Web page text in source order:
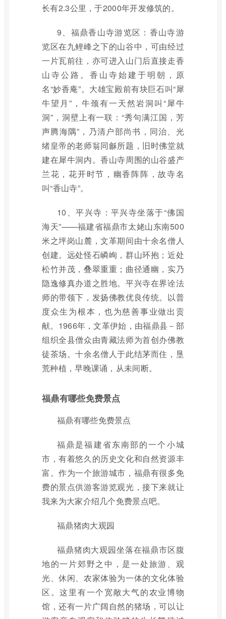
长有2.3公里，于2000年开发修筑的。
9、福鼎香山寺游览区：香山寺游
览区在九鲤峰之下的山谷中，可由经过
一片瓦前往，亦可进入山门后直接走香
山寺公路。香山寺始建于明朝，原
名“妙香庵”。大雄宝殿前有块巨石叫“犀
牛望月”，牛颈有一天然岩洞叫“犀牛
洞”，洞壁上有一联：“秀句满江国，芳
声腾海隅”，乃清户部尚书，同治、光
绪皇帝的老师翁同龢所题，旧时佛堂就
建在犀牛洞内。香山寺周围的山谷盛产
兰花，花开时节，幽香阵阵，故寺名
叫“香山寺”。
10、平兴寺：平兴寺坐落于“佛国
海天”——福建省福鼎市太姥山东南500
米之坪岗山麓，文革期间由十余名僧人
创建。远处怪石嶙峋，群山环抱；近处
松竹并茂，叠翠重重；曲径通幽，实乃
隐逸修真办道之胜地。平兴寺在界诠法
师的带领下，发扬佛教优良传统。以普
度众生为根本，也为慈善事业做出贡
献。1966年，文革伊始，由福鼎县－部
组织全县僧众由青藏法师为首创办佛教
徒茶场。十余名僧人于此结茅而住，垦
荒种植，早晚课诵，从未间断。
福鼎有哪些免费景点
福鼎有哪些免费景点
福鼎是福建省东南部的一个小城
市，有着悠久的历史文化和自然资源丰
富。作为一个旅游城市，福鼎有很多免
费的景点供游客游览观光，接下来就让
我来为大家介绍几个免费景点吧。
福鼎猪肉大观园
福鼎猪肉大观园坐落在福鼎市区腹
地的一片郊野之中，是一处旅游、观
光、休闲、农家体验为一体的文化体验
区。这里有一个宽敞大气的农业博物
馆，还有一片广阔自然的猪场，可以让